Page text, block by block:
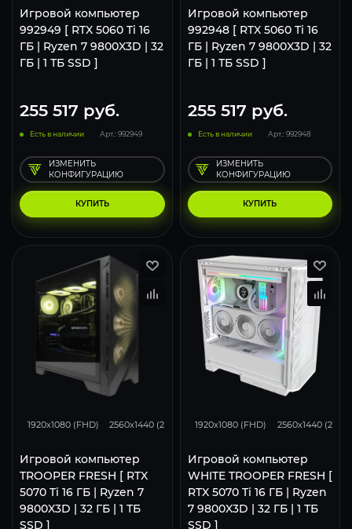
Игровой компьютер
992949 [ RTX 5060 Ti 16
ГБ | Ryzen 7 9800X3D | 32
ГБ | 1 ТБ SSD ]
255 517 руб.
Есть в наличии Арт.: 992949
КУПИТЬ
ИЗМЕНИТЬ
КОНФИГУРАЦИЮ
Игровой компьютер
992948 [ RTX 5060 Ti 16
ГБ | Ryzen 7 9800X3D | 32
ГБ | 1 ТБ SSD ]
255 517 руб.
Есть в наличии Арт.: 992948
КУПИТЬ
ИЗМЕНИТЬ
КОНФИГУРАЦИЮ
1920x1080 (FHD) 2560x1440 (2K) 3840x2160 (4K)
Игровой компьютер
TROOPER FRESH [ RTX
5070 Ti 16 ГБ | Ryzen 7
9800X3D | 32 ГБ | 1 ТБ
SSD ]
1920x1080 (FHD) 2560x1440 (2K)
Игровой компьютер
WHITE TROOPER FRESH [
RTX 5070 Ti 16 ГБ | Ryzen
7 9800X3D | 32 ГБ | 1 ТБ
SSD ]